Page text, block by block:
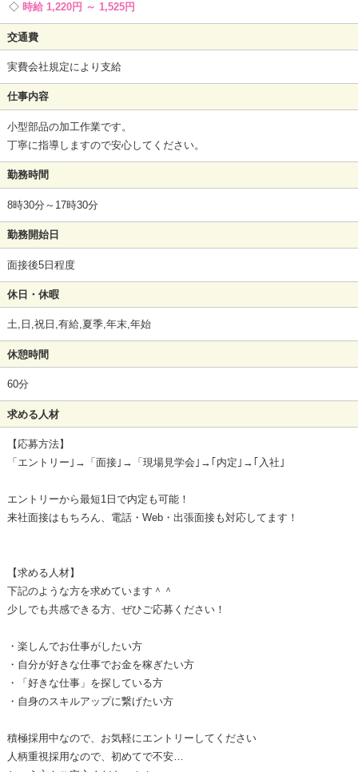
時給 1,220円 ～ 1,525円
交通費
実費会社規定により支給
仕事内容
小型部品の加工作業です。
丁寧に指導しますので安心してください。
勤務時間
8時30分～17時30分
勤務開始日
面接後5日程度
休日・休暇
土,日,祝日,有給,夏季,年末,年始
休憩時間
60分
求める人材
【応募方法】
「エントリー｣→「面接｣→「現場見学会｣→｢内定｣→｢入社｣
エントリーから最短1日で内定も可能！
来社面接はもちろん、電話・Web・出張面接も対応してます！
【求める人材】
下記のような方を求めています＾＾
少しでも共感できる方、ぜひご応募ください！
・楽しんでお仕事がしたい方
・自分が好きな仕事でお金を稼ぎたい方
・「好きな仕事」を探している方
・自身のスキルアップに繋げたい方
積極採用中なので、お気軽にエントリーしてください
人柄重視採用なので、初めてで不安…